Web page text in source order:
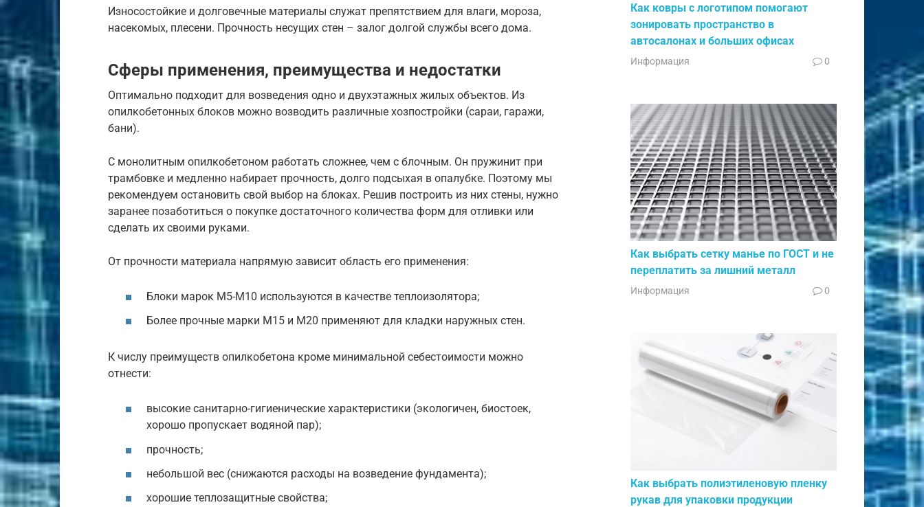
Износостойкие и долговечные материалы служат препятствием для влаги, мороза,
насекомых, плесени. Прочность несущих стен – залог долгой службы всего дома.
Сферы применения, преимущества и недостатки
Оптимально подходит для возведения одно и двухэтажных жилых объектов. Из
опилкобетонных блоков можно возводить различные хозпостройки (сараи, гаражи,
бани).
С монолитным опилкобетоном работать сложнее, чем с блочным. Он пружинит при
трамбовке и медленно набирает прочность, долго подсыхая в опалубке. Поэтому мы
рекомендуем остановить свой выбор на блоках. Решив построить из них стены, нужно
заранее позаботиться о покупке достаточного количества форм для отливки или
сделать их своими руками.
От прочности материала напрямую зависит область его применения:
Блоки марок М5-М10 используются в качестве теплоизолятора;
Более прочные марки М15 и М20 применяют для кладки наружных стен.
К числу преимуществ опилкобетона кроме минимальной себестоимости можно
отнести:
высокие санитарно-гигиенические характеристики (экологичен, биостоек,
хорошо пропускает водяной пар);
прочность;
небольшой вес (снижаются расходы на возведение фундамента);
хорошие теплозащитные свойства;
Как ковры с логотипом помогают
зонировать пространство в
автосалонах и больших офисах
Информация 0
Как выбрать сетку манье по ГОСТ и не
переплатить за лишний металл
Информация 0
Как выбрать полиэтиленовую пленку
рукав для упаковки продукции